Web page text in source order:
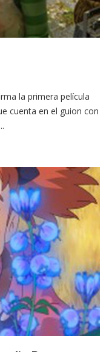
la primera película
cuenta en el guion con